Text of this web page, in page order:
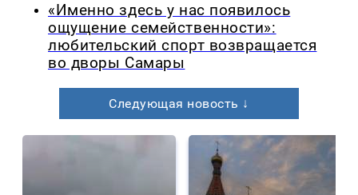
«Именно здесь у нас появилось
ощущение семейственности»:
любительский спорт возвращается
во дворы Самары
Следующая новость ↓